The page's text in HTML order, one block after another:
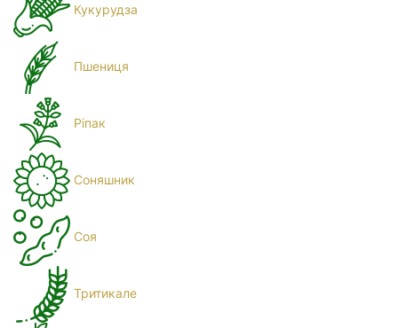
Кукурудза
Пшениця
Ріпак
Соняшник
Соя
Тритикале